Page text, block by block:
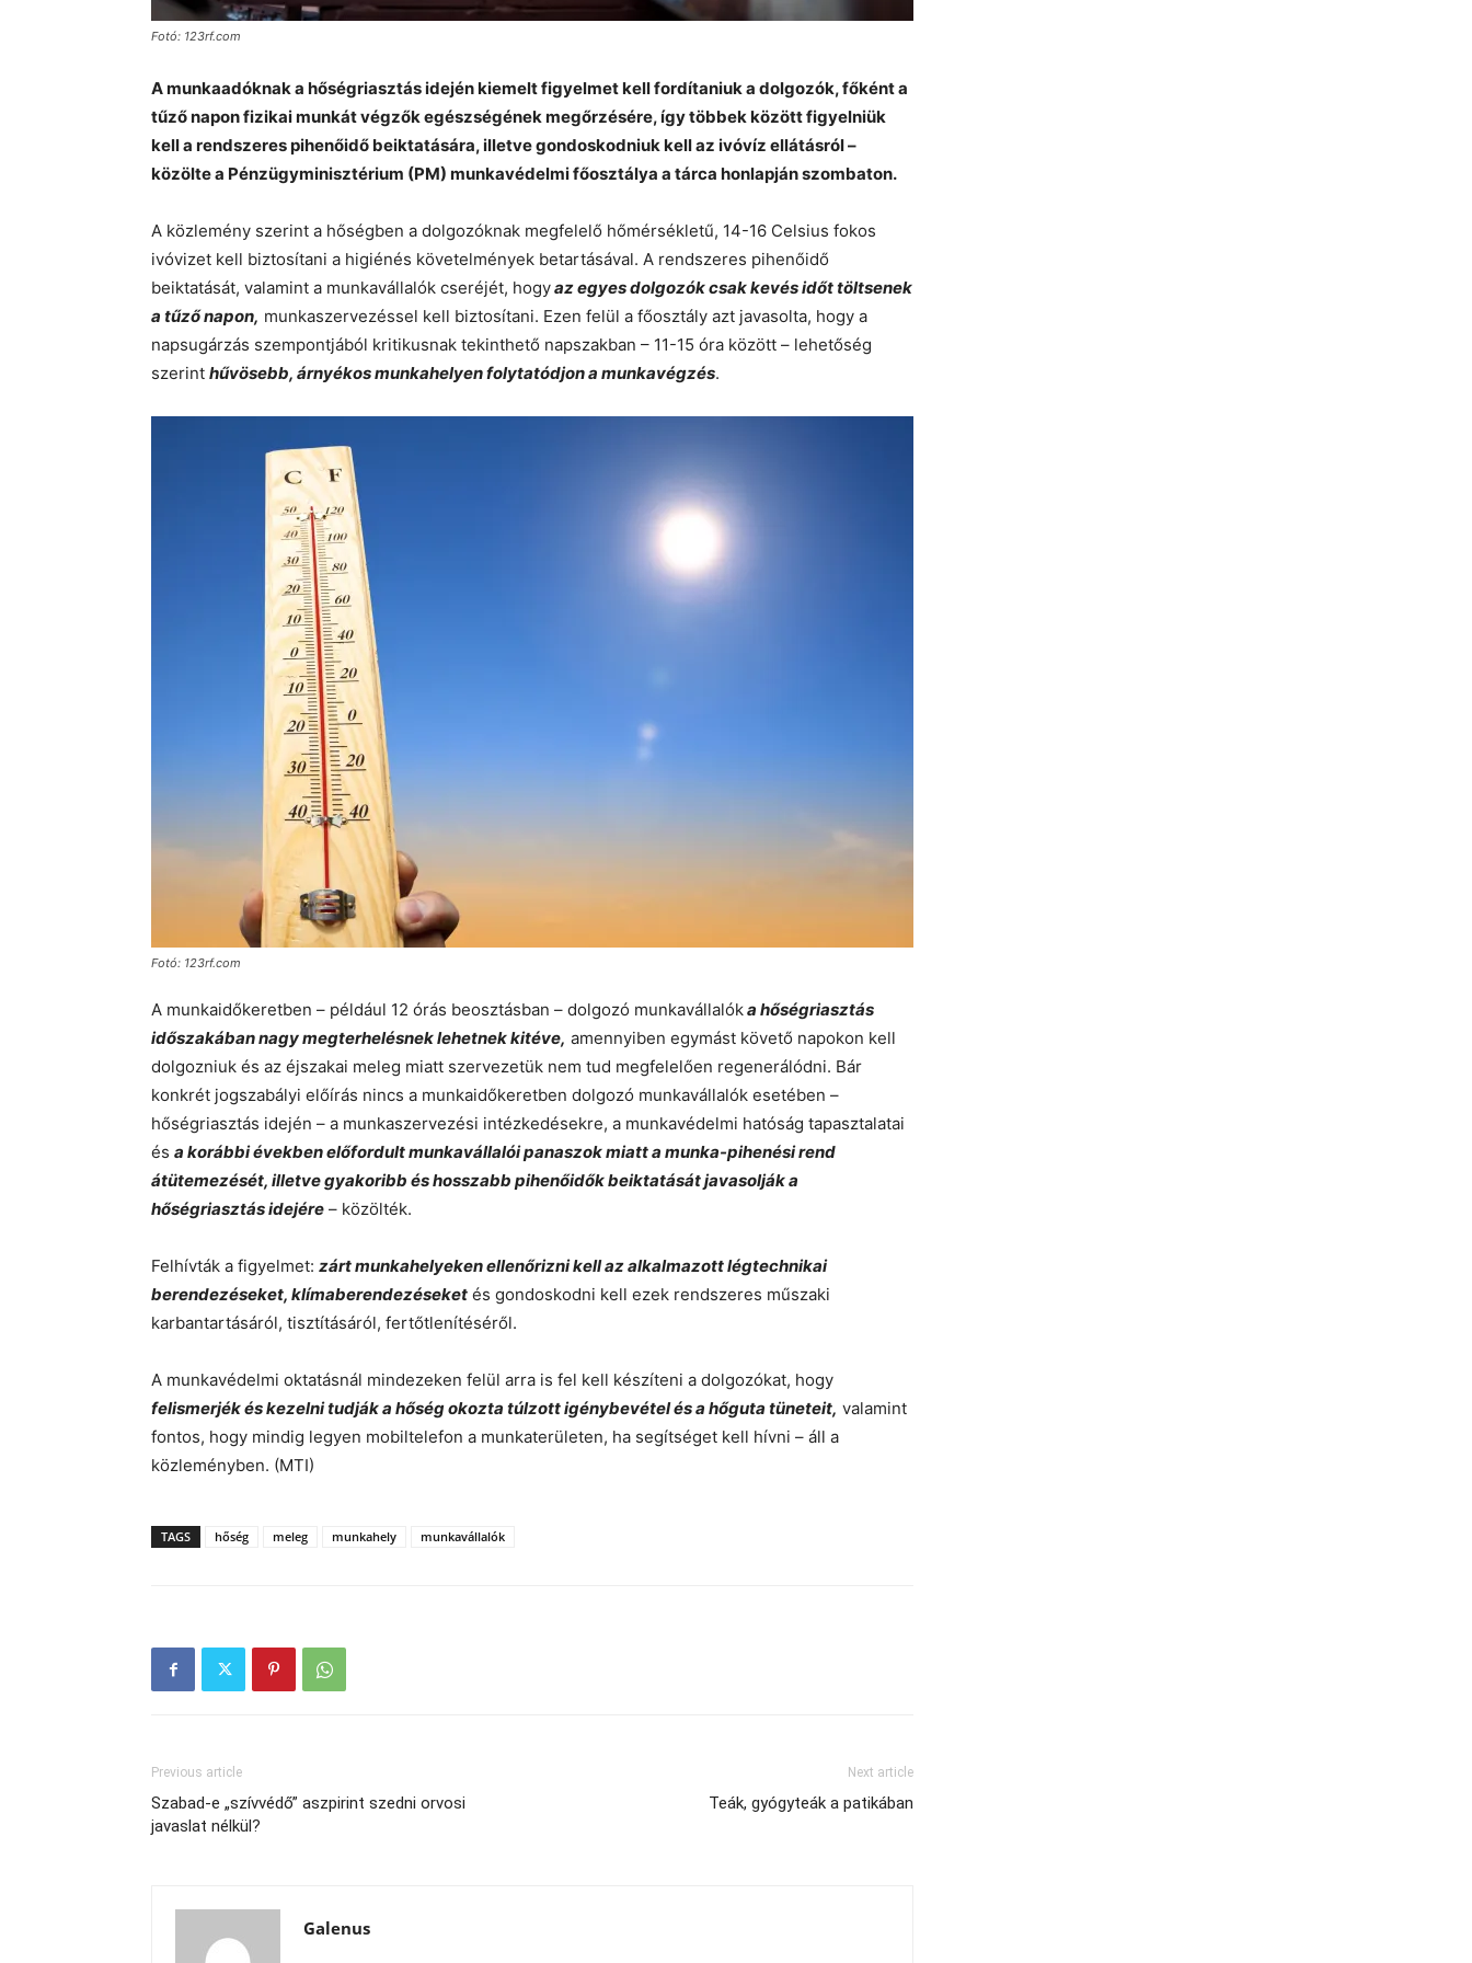
Fotó: 123rf.com
A munkaadóknak a hőségriasztás idején kiemelt figyelmet kell fordítaniuk a dolgozók, főként a
tűző napon fizikai munkát végzők egészségének megőrzésére, így többek között figyelniük
kell a rendszeres pihenőidő beiktatására, illetve gondoskodniuk kell az ivóvíz ellátásról –
közölte a Pénzügyminisztérium (PM) munkavédelmi főosztálya a tárca honlapján szombaton.
A közlemény szerint a hőségben a dolgozóknak megfelelő hőmérsékletű, 14-16 Celsius fokos
ivóvizet kell biztosítani a higiénés követelmények betartásával. A rendszeres pihenőidő
beiktatását, valamint a munkavállalók cseréjét, hogyaz egyes dolgozók csak kevés időt töltsenek
a tűző napon, munkaszervezéssel kell biztosítani. Ezen felül a főosztály azt javasolta, hogy a
napsugárzás szempontjából kritikusnak tekinthető napszakban – 11-15 óra között – lehetőség
szerint hűvösebb, árnyékos munkahelyen folytatódjon a munkavégzés.
Fotó: 123rf.com
A munkaidőkeretben – például 12 órás beosztásban – dolgozó munkavállalóka hőségriasztás
időszakában nagy megterhelésnek lehetnek kitéve, amennyiben egymást követő napokon kell
dolgozniuk és az éjszakai meleg miatt szervezetük nem tud megfelelően regenerálódni. Bár
konkrét jogszabályi előírás nincs a munkaidőkeretben dolgozó munkavállalók esetében –
hőségriasztás idején – a munkaszervezési intézkedésekre, a munkavédelmi hatóság tapasztalatai
és a korábbi években előfordult munkavállalói panaszok miatt a munka-pihenési rend
átütemezését, illetve gyakoribb és hosszabb pihenőidők beiktatását javasolják a
hőségriasztás idejére – közölték.
Felhívták a figyelmet: zárt munkahelyeken ellenőrizni kell az alkalmazott légtechnikai
berendezéseket, klímaberendezéseket és gondoskodni kell ezek rendszeres műszaki
karbantartásáról, tisztításáról, fertőtlenítéséről.
A munkavédelmi oktatásnál mindezeken felül arra is fel kell készíteni a dolgozókat, hogy
felismerjék és kezelni tudják a hőség okozta túlzott igénybevétel és a hőguta tüneteit, valamint
fontos, hogy mindig legyen mobiltelefon a munkaterületen, ha segítséget kell hívni – áll a
közleményben. (MTI)
TAGS hőség meleg munkahely munkavállalók
Previous article
Szabad-e „szívvédő” aszpirint szedni orvosi
javaslat nélkül?
Next article
Teák, gyógyteák a patikában
Galenus